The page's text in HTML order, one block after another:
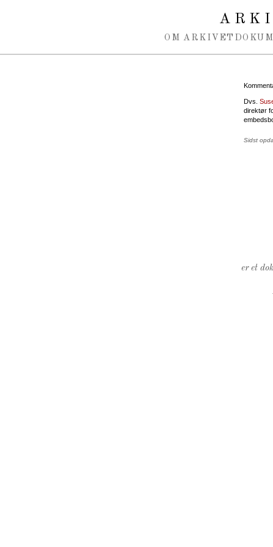
OM ARKIVET
Dvs.
direktør
Sidst
er et